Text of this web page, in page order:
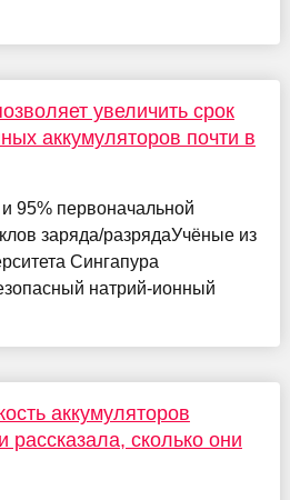
увеличить срок
аккумуляторов почти в
95% первоначальной
заряда/разрядаУчёные из
Сингапура
натрий-ионный
аккумуляторов
рассказала, сколько они